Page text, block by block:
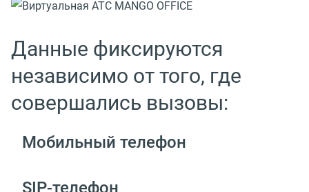
Данные фиксируются
независимо от того, где
совершались вызовы:
Мобильный телефон
SIP-телефон